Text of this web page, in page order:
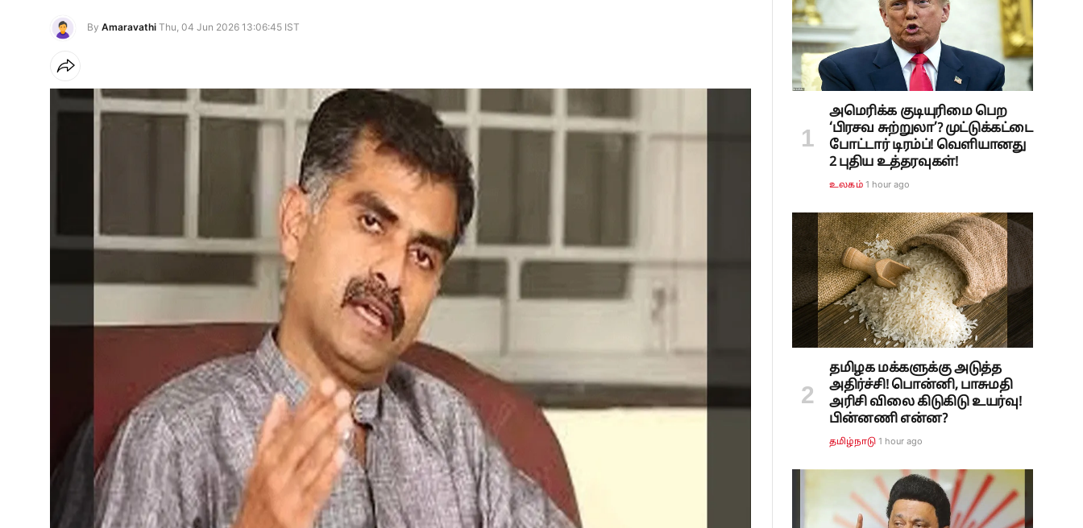
By Amaravathi Thu, 04 Jun 2026 13:06:45 IST
அமெரிக்க குடியுரிமை பெற
‘பிரசவ சுற்றுலா’? முட்டுக்கட்டை
போட்டார் டிரம்ப்! வெளியானது
2 புதிய உத்தரவுகள்!
உலகம் 1 hour ago
தமிழக மக்களுக்கு அடுத்த
அதிர்ச்சி! பொன்னி, பாசுமதி
அரிசி விலை கிடுகிடு உயர்வு!
பின்னணி என்ன?
தமிழ்நாடு 1 hour ago